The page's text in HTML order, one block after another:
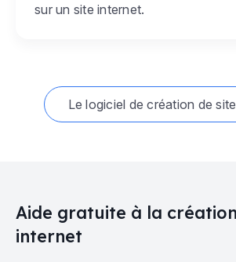
sur un site internet.
Le logiciel de création de
Aide gratuite à la
internet